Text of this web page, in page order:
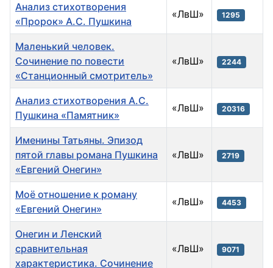
Анализ стихотворения
«Пророк» А.С. Пушкина
«ЛвШ» 1295
Маленький человек.
Сочинение по повести
«Станционный смотритель»
«ЛвШ» 2244
Анализ стихотворения А.С.
Пушкина «Памятник»
«ЛвШ» 20316
Именины Татьяны. Эпизод
пятой главы романа Пушкина
«Евгений Онегин»
«ЛвШ» 2719
Моё отношение к роману
«Евгений Онегин»
«ЛвШ» 4453
Онегин и Ленский
сравнительная
характеристика. Сочинение
«ЛвШ» 9071